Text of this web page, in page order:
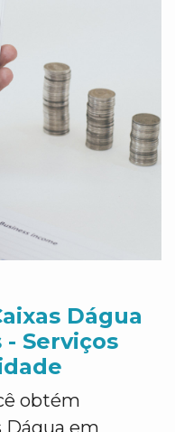
Dágua
Serviços
obtém
Dágua em